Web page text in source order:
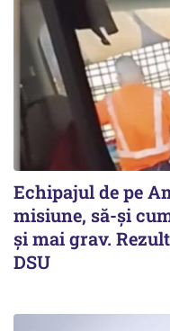
Echipajul de pe
misiune, să-și
și mai grav.
DSU